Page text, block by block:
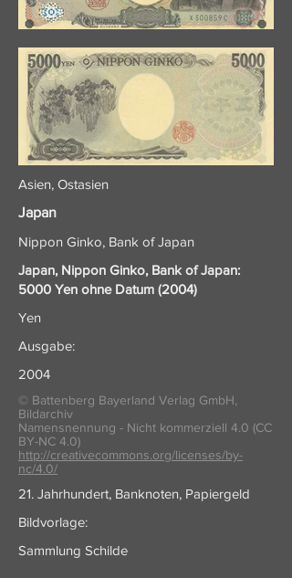
Asien, Ostasien
Japan
Nippon Ginko, Bank of Japan
Japan, Nippon Ginko, Bank of Japan:
5000 Yen ohne Datum (2004)
Yen
Ausgabe:
2004
© Battenberg Bayerland Verlag GmbH,
Bildarchiv
Namensnennung - Nicht kommerziell 4.0 (CC
BY-NC 4.0)
http://creativecommons.org/licenses/by-
nc/4.0/
21. Jahrhundert, Banknoten, Papiergeld
Bildvorlage:
Sammlung Schilde